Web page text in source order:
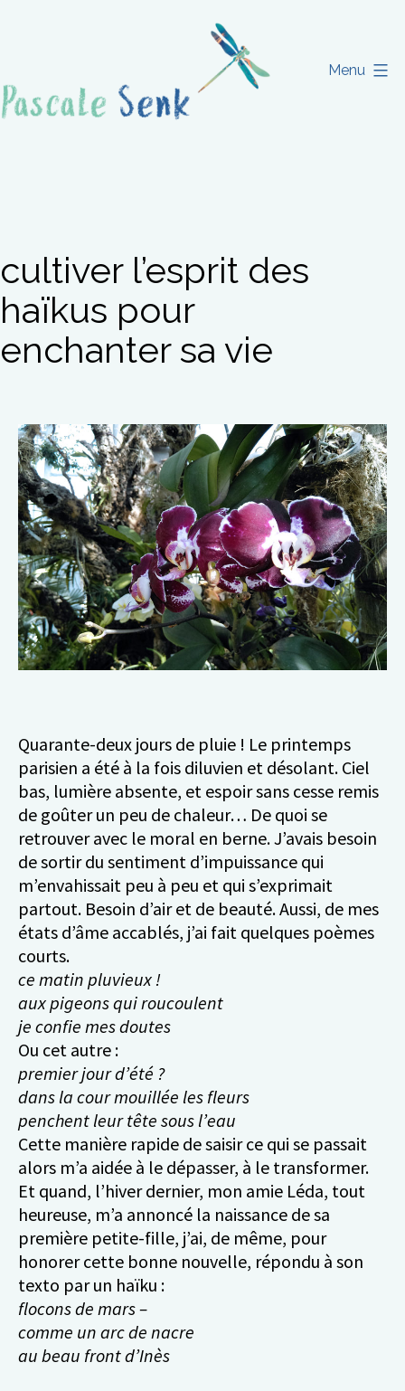
Menu
cultiver l’esprit des
haïkus pour
enchanter sa vie
Quarante-deux jours de pluie ! Le printemps
parisien a été à la fois diluvien et désolant. Ciel
bas, lumière absente, et espoir sans cesse remis
de goûter un peu de chaleur… De quoi se
retrouver avec le moral en berne. J’avais besoin
de sortir du sentiment d’impuissance qui
m’envahissait peu à peu et qui s’exprimait
partout. Besoin d’air et de beauté. Aussi, de mes
états d’âme accablés, j’ai fait quelques poèmes
courts.
ce matin pluvieux !
aux pigeons qui roucoulent
je confie mes doutes
Ou cet autre :
premier jour d’été ?
dans la cour mouillée les fleurs
penchent leur tête sous l’eau
Cette manière rapide de saisir ce qui se passait
alors m’a aidée à le dépasser, à le transformer.
Et quand, l’hiver dernier, mon amie Léda, tout
heureuse, m’a annoncé la naissance de sa
première petite-fille, j’ai, de même, pour
honorer cette bonne nouvelle, répondu à son
texto par un haïku :
flocons de mars –
comme un arc de nacre
au beau front d’Inès